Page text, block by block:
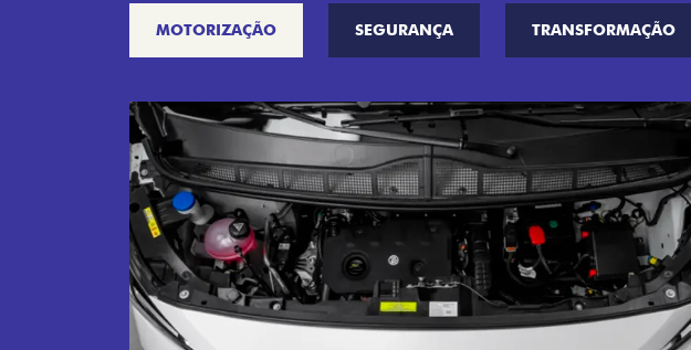
MOTORIZAÇÃO SEGURANÇA TRANSFORMAÇÃO